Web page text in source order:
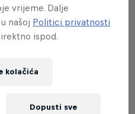
kada su svi prisutni
uzeli prvi gutljaj nove
"wow efekt" koji je
BULL
vrijeme. Dalje
našoj Politici privatnosti
ispod.
kolačića
Dopusti sve